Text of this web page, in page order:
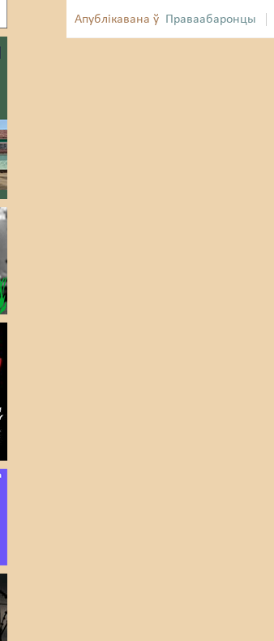
Апублікавана ў Праваабаронцы